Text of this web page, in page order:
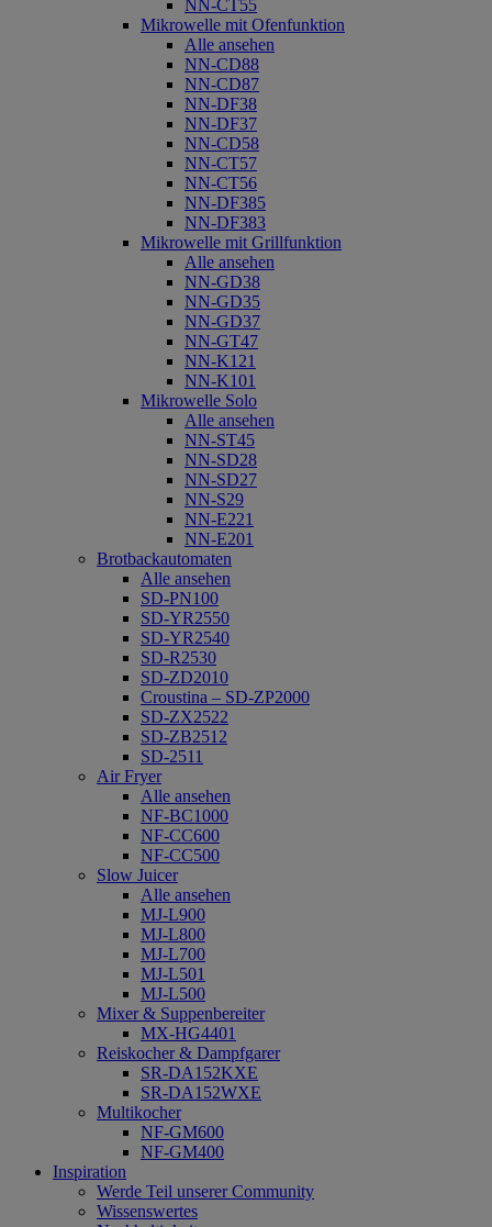
NN-CT55
Mikrowelle mit Ofenfunktion
Alle ansehen
NN-CD88
NN-CD87
NN-DF38
NN-DF37
NN-CD58
NN-CT57
NN-CT56
NN-DF385
NN-DF383
Mikrowelle mit Grillfunktion
Alle ansehen
NN-GD38
NN-GD35
NN-GD37
NN-GT47
NN-K121
NN-K101
Mikrowelle Solo
Alle ansehen
NN-ST45
NN-SD28
NN-SD27
NN-S29
NN-E221
NN-E201
Brotbackautomaten
Alle ansehen
SD-PN100
SD-YR2550
SD-YR2540
SD-R2530
SD-ZD2010
Croustina – SD-ZP2000
SD-ZX2522
SD-ZB2512
SD-2511
Air Fryer
Alle ansehen
NF-BC1000
NF-CC600
NF-CC500
Slow Juicer
Alle ansehen
MJ-L900
MJ-L800
MJ-L700
MJ-L501
MJ-L500
Mixer & Suppenbereiter
MX-HG4401
Reiskocher & Dampfgarer
SR-DA152KXE
SR-DA152WXE
Multikocher
NF-GM600
NF-GM400
Inspiration
Werde Teil unserer Community
Wissenswertes